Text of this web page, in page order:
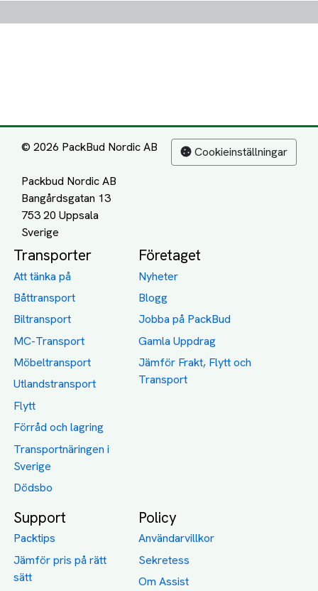
© 2026 PackBud Nordic AB
Packbud Nordic AB
Bangårdsgatan 13
753 20 Uppsala
Cookieinställningar
Transporter
Att tänka på
Båttransport
Biltransport
MC-Transport
Möbeltransport
Utlandstransport
Flytt
Förråd och lagring
Transportnäringen i
Sverige
Dödsbo
Företaget
Nyheter
Blogg
Jobba på PackBud
Gamla Uppdrag
Jämför Frakt, Flytt och
Transport
Support
Packtips
Jämför pris på rätt
sätt
Policy
Användarvillkor
Sekretess
Om Assist